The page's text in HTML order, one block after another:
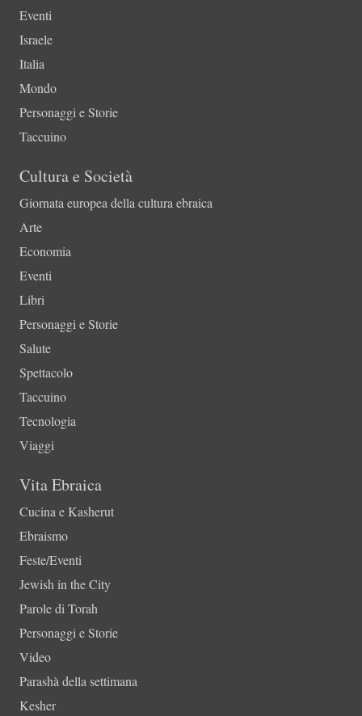
Eventi
Israele
Italia
Mondo
Personaggi e Storie
Taccuino
Cultura e Società
Giornata europea della cultura ebraica
Arte
Economia
Eventi
Libri
Personaggi e Storie
Salute
Spettacolo
Taccuino
Tecnologia
Viaggi
Vita Ebraica
Cucina e Kasherut
Ebraismo
Feste/Eventi
Jewish in the City
Parole di Torah
Personaggi e Storie
Video
Parashà della settimana
Kesher